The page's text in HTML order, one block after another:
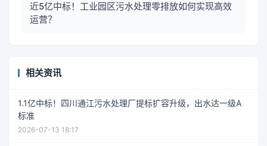
近5亿中标！工业园区污水处理零排放如何实现高效
运营？
相关资讯
1.1亿中标！四川通江污水处理厂提标扩容升级，出水达一级A
标准
2026-07-13 18:17